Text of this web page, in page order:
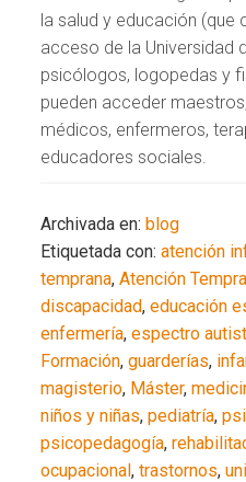
la salud y educación (que
acceso de la Universidad
psicólogos, logopedas y
pueden acceder
médicos, enfermeros,
educadores sociales.
Archivada en:blog
Etiquetada con:atención
temprana,Atención
discapacidad,educación
enfermería,espectro
Formación,guarderías,
magisterio, Máster,
niños y niñas,pediatría,
psicopedagogía,
ocupacional,trastornos,